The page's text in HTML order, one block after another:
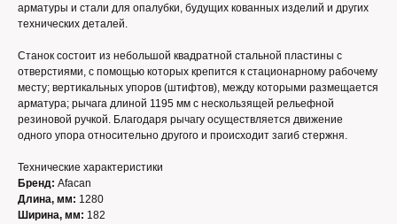
арматуры и стали для опалубки, будущих кованных изделий и других
технических деталей.
Станок состоит из небольшой квадратной стальной пластины с
отверстиями, с помощью которых крепится к стационарному рабочему
месту; вертикальных упоров (штифтов), между которыми размещается
арматура; рычага длиной 1195 мм с нескользящей рельефной
резиновой ручкой. Благодаря рычагу осуществляется движение
одного упора относительно другого и происходит загиб стержня.
Технические характеристики
Бренд: Afacan
Длина, мм: 1280
Ширина, мм: 182